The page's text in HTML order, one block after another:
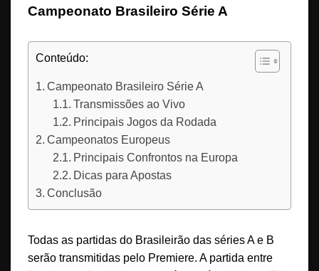
Campeonato Brasileiro Série A
Conteúdo:
Campeonato Brasileiro Série A
Transmissões ao Vivo
Principais Jogos da Rodada
Campeonatos Europeus
Principais Confrontos na Europa
Dicas para Apostas
Conclusão
Todas as partidas do Brasileirão das séries A e B
serão transmitidas pelo Premiere. A partida entre